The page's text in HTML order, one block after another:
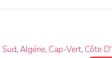
, Algérie, Cap-Vert, Côte